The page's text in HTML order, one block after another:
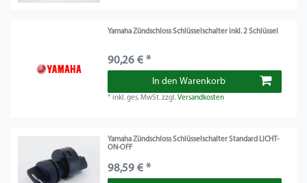
Yamaha Zündschloss Schlüsselschalter inkl. 2 Schlüssel
90,26 € *
In den Warenkorb
*inkl. ges. MwSt.zzgl.Versandkosten
Yamaha Zündschloss Schlüsselschalter Standard LICHT-
ON-OFF
98,59 € *